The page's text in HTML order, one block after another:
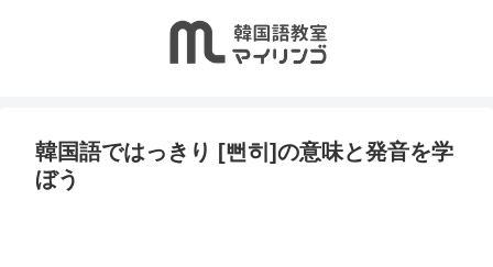
韓国語ではっきり [뻔히]の意味と発音を学
ぼう